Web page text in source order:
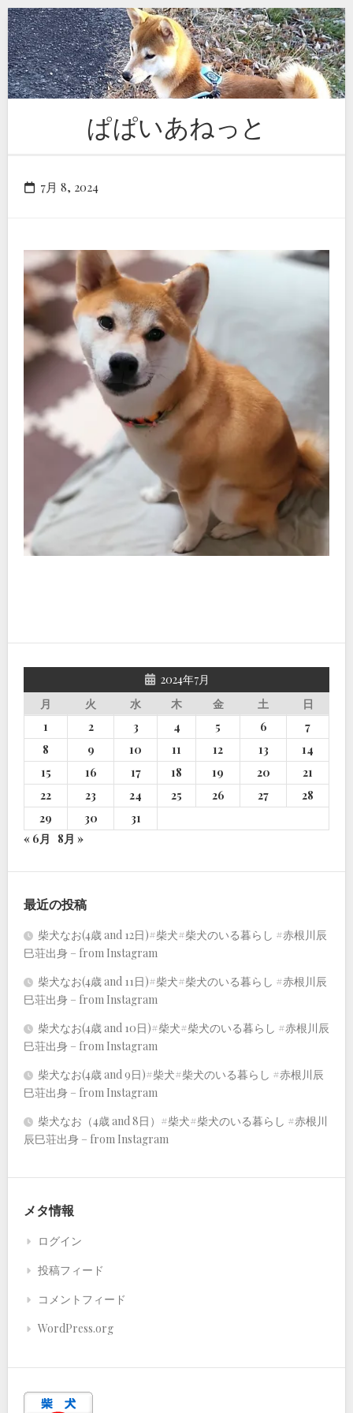
Skip
to
content
ぱぱいあねっと
7月 8, 2024
2024年7月
月
火 水 木 金 土
日
1
2 3 4 5 6
7
8
9 10 11 12 13
14
15
16 17 18 19 20
21
22
23 24 25 26 27
28
29
30
31
« 6月
8月 »
最近の投稿
柴犬なお(4歳 and 12日)#柴犬#柴犬のいる暮らし #赤根川辰
巳荘出身 – from Instagram
柴犬なお(4歳 and 11日)#柴犬#柴犬のいる暮らし #赤根川辰
巳荘出身 – from Instagram
柴犬なお(4歳 and 10日)#柴犬#柴犬のいる暮らし #赤根川辰
巳荘出身 – from Instagram
柴犬なお(4歳 and 9日)#柴犬#柴犬のいる暮らし #赤根川辰
巳荘出身 – from Instagram
柴犬なお（4歳 and 8日）#柴犬#柴犬のいる暮らし #赤根川
辰巳荘出身 – from Instagram
メタ情報
ログイン
投稿フィード
コメントフィード
WordPress.org